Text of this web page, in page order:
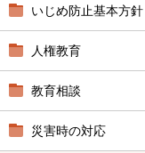
いじめ防止基本方針
人権教育
教育相談
災害時の対応